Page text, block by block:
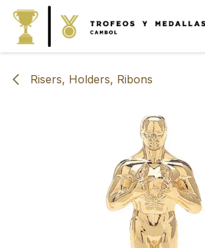
IR AL CONTENIDO
Risers, Holders, Ribons